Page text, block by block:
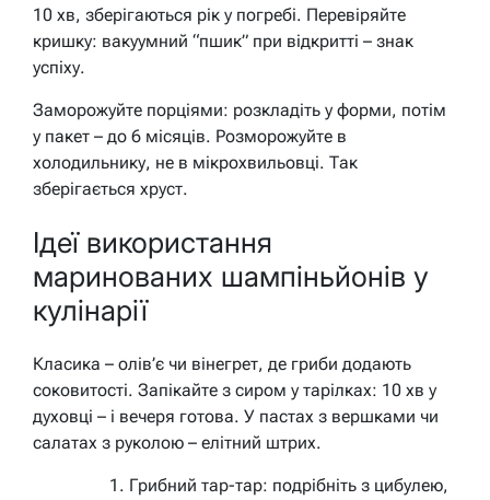
10 хв, зберігаються рік у погребі. Перевіряйте
кришку: вакуумний “пшик” при відкритті – знак
успіху.
Заморожуйте порціями: розкладіть у форми, потім
у пакет – до 6 місяців. Розморожуйте в
холодильнику, не в мікрохвильовці. Так
зберігається хруст.
Ідеї використання
маринованих шампіньйонів у
кулінарії
Класика – олів’є чи вінегрет, де гриби додають
соковитості. Запікайте з сиром у тарілках: 10 хв у
духовці – і вечеря готова. У пастах з вершками чи
салатах з руколою – елітний штрих.
Грибний тар-тар: подрібніть з цибулею,